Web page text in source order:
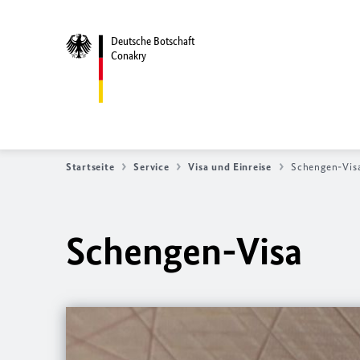
Deutsche Botschaft
Conakry
Startseite Service Visa und Einreise Schengen-
Schengen-Visa